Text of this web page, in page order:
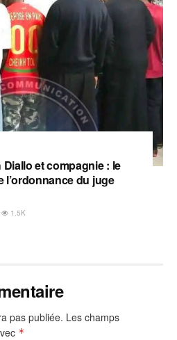
et compagnie : le
l’ordonnance du juge
1.5K
pas publiée. Les champs
*